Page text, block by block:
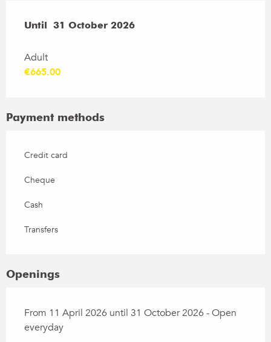
From 11 April 2026to
Until 31 October 2026
Adult
€665.00
Payment methods
Credit card
Cheque
Cash
Transfers
Openings
From 11 April 2026 until 31 October 2026 - Open
everyday